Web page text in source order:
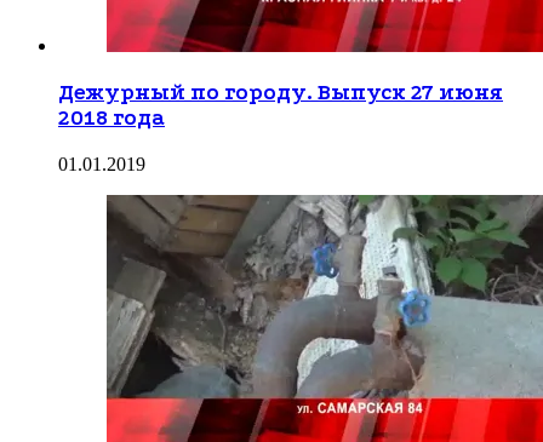
Дежурный по городу. Выпуск 27 июня
2018 года
01.01.2019